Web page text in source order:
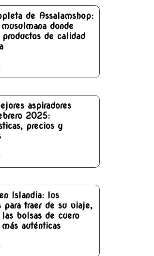
de Assalamshop:
donde
productos de calidad
aspiradores
2025:
precios y
Islandia: los
para traer de su viaje,
las bolsas de cuero
auténticas